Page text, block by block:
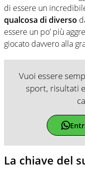
di essere un
qualcosa di diverso
essere un po’ più
giocato davvero alla
Vuoi essere
sport, risultati
La chiave del